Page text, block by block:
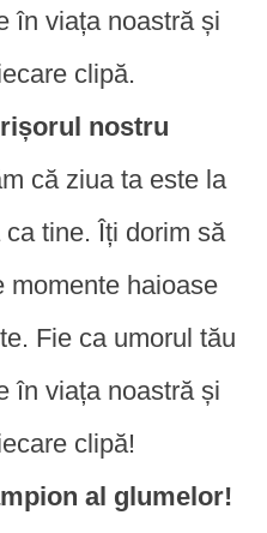
în viața noastră și
clipă.
nostru
că ziua ta este la
tine. Îți dorim să
momente haioase
Fie ca umorul tău
în viața noastră și
clipă!
al glumelor!